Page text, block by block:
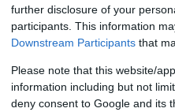
further disclosure of your
participants. This information
Downstream Participants that
Please note that this website/
information including but not
deny consent to Google and its